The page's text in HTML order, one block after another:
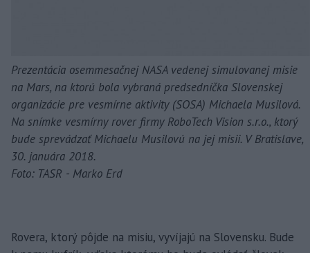
Prezentácia osemmesačnej NASA vedenej simulovanej misie
na Mars, na ktorú bola vybraná predsedníčka Slovenskej
organizácie pre vesmírne aktivity (SOSA) Michaela Musilová.
Na snímke vesmírny rover firmy RoboTech Vision s.r.o., ktorý
bude sprevádzať Michaelu Musilovú na jej misii. V Bratislave,
30. januára 2018.
Foto: TASR - Marko Erd
Rovera, ktorý pôjde na misiu, vyvíjajú na Slovensku. Bude